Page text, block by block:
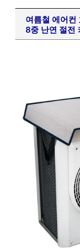
여름철 에어컨
8중 난연 절전